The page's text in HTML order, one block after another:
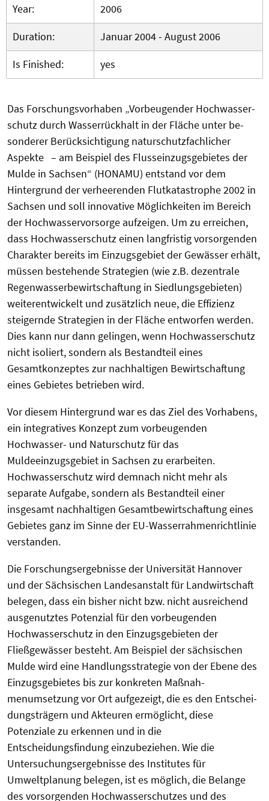
Year:
2006
Duration:
Januar 2004 - August 2006
Is Finished:
yes
Das Forschungsvorhaben „Vorbeugender Hochwasser­
schutz durch Wasserrückhalt in der Fläche unter be­
sonderer Berücksichtigung naturschutzfachlicher
Aspekte – am Beispiel des Flusseinzugsgebietes der
Mulde in Sachsen“ (HONAMU) entstand vor dem
Hintergrund der verheerenden Flutkatastrophe 2002 in
Sachsen und soll innovative Möglichkeiten im Bereich
der Hochwasser­vorsorge aufzeigen. Um zu erreichen,
dass Hochwasserschutz einen langfristig vorsorgenden
Charakter bereits im Einzugsgebiet der Gewässer erhält,
müssen bestehende Strategien (wie z.B. dezentrale
Regenwasserbewirtschaftung in Siedlungsgebieten)
weiterentwickelt und zusätzlich neue, die Effizienz
steigernde Strategien in der Fläche entworfen werden.
Dies kann nur dann gelingen, wenn Hochwasserschutz
nicht isoliert, sondern als Bestandteil eines
Gesamtkonzeptes zur nachhaltigen Bewirtschaftung
eines Gebietes betrieben wird.
Vor diesem Hintergrund war es das Ziel des Vorhabens,
ein integratives Konzept zum vorbeugenden
Hochwasser- und Naturschutz für das
Muldeeinzugsgebiet in Sachsen zu erarbeiten.
Hochwasserschutz wird demnach nicht mehr als
separate Aufgabe, sondern als Bestandteil einer
insgesamt nachhaltigen Gesamtbewirtschaftung eines
Gebietes ganz im Sinne der EU-Wasserrahmenrichtlinie
verstanden.
Die Forschungsergebnisse der Universität Hannover
und der Sächsischen Landesanstalt für Landwirtschaft
belegen, dass ein bisher nicht bzw. nicht ausreichend
ausgenutztes Potenzial für den vorbeugenden
Hochwasser­schutz in den Einzugs­gebieten der
Fließgewässer besteht. Am Beispiel der sächsischen
Mulde wird eine Handlungsstrategie von der Ebene des
Einzugsgebietes bis zur konkreten Maß­nah­
menumsetzung vor Ort aufgezeigt, die es den Ent­schei­
dungs­­trägern und Akteuren ermöglicht, diese
Potenziale zu erkennen und in die
Entscheidungsfindung einzubeziehen. Wie die
Untersuchungsergebnisse des Institutes für
Umweltplanung belegen, ist es möglich, die Belange
des vorsorgenden Hochwasserschutzes und des